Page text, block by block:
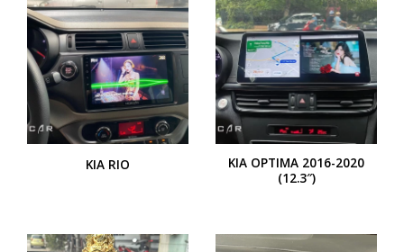
KIA RIO
KIA OPTIMA 2016-2020
(12.3″)